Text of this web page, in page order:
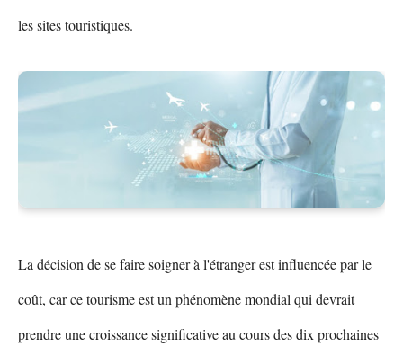
les sites touristiques.
La décision de se faire soigner à l'étranger est influencée par le
coût, car ce tourisme est un phénomène mondial qui devrait
prendre une croissance significative au cours des dix prochaines